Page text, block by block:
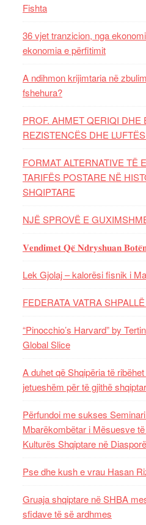
Fishta
36 vjet tranzicion, nga
ekonomia e përfitimit
A ndihmon krijimtaria në
fshehura?
PROF. AHMET QERIQI DHE
REZISTENCЁS DHE
FORMAT ALTERNATIVE TË
TARIFËS POSTARE NË
SHQIPTARE
NJË SPROVË E
𝐕𝐞𝐧𝐝𝐢𝐦𝐞𝐭 𝐐𝐞̈ 𝐍𝐝𝐫𝐲𝐬𝐡𝐮𝐚𝐧
Lek Gjolaj – kalorësi fisnik i
FEDERATA VATRA
“Pinocchio’s Harvard” by
Global Slice
A duhet që Shqipëria të
jetueshëm për të gjithë
Përfundoi me sukses
Mbarëkombëtar i Mësuesve
Kulturës Shqiptare në
Pse dhe kush e vrau Hasan
Gruaja shqiptare në SHBA
sfidave të së ardhmes